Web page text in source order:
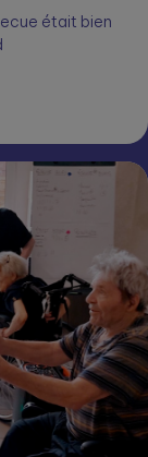
était bien